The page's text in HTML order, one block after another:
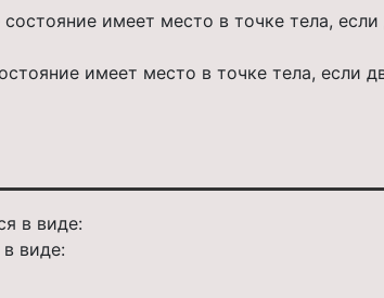
имеет место в точке тела, если
виде: